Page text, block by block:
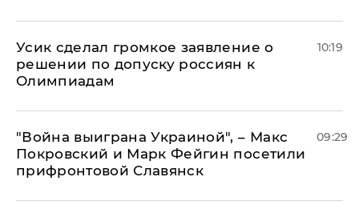
Усик сделал громкое заявление о
решении по допуску россиян к
Олимпиадам
10:19
"Война выиграна Украиной", – Макс
Покровский и Марк Фейгин посетили
прифронтовой Славянск
09:29